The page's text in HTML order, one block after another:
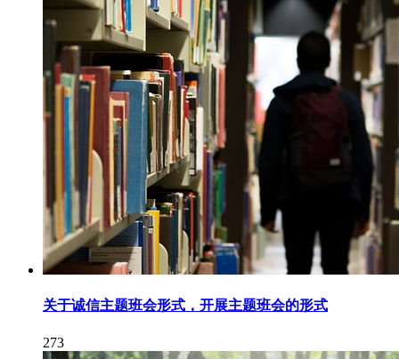
关于诚信主题班会形式，开展主题班会的形式
273